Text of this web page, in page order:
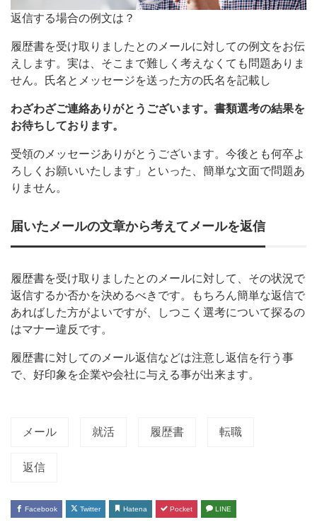
返信する場合の例文は？
履歴書を受け取りましたとのメールに対しての例文をお伝
えします。実は、そこまで難しく考えなくても問題ありま
せん。氏名とメッセージを送った方の氏名を記載し
わざわざご連絡ありがとうございます。書類選考の結果を
お待ちしております。
受領のメッセージありがとうございます。今後とも何卒よ
ろしくお願いいたします」といった、簡単な文面で問題あ
りません。
届いたメールの文章から考えてメールを返信
履歴書を受け取りましたとのメールに対して、その状況で
返信するか否かを決めるべきです。もちろん簡単な返信で
あればした方がよいですが、しつこく選考について探るの
はマナー違反です。
履歴書に対してのメール返信などは注意し返信を行う事
で、好印象を企業や会社に与える事が出来ます。
メール 就活 履歴書 転職
返信
Facebook Twitter Hatena Pocket LINE